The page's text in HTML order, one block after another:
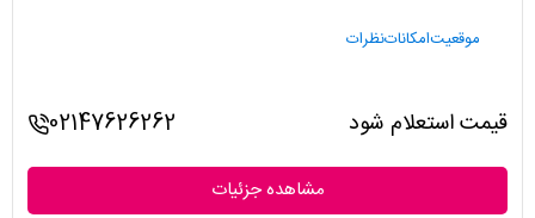
موقعیتامکاناتنظرات
قیمت استعلام شود 02147626262
مشاهده جزئیات